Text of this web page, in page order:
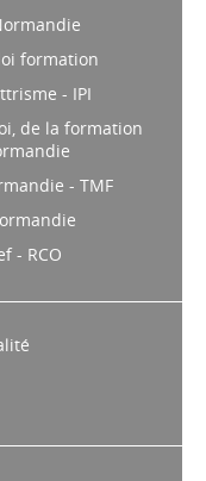
formation
- IPI
de la formation
- TMF
- RCO